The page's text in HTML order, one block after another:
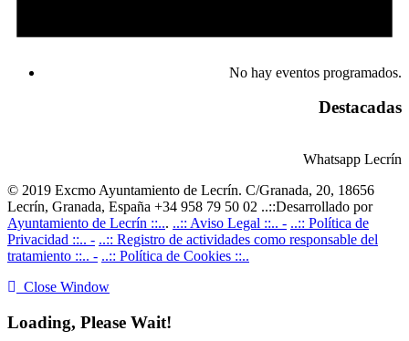
No hay eventos programados.
Destacadas
Whatsapp Lecrín
© 2019 Excmo Ayuntamiento de Lecrín. C/Granada, 20, 18656
Lecrín, Granada, España +34 958 79 50 02 ..::Desarrollado por
Ayuntamiento de Lecrín ::... ..:: Aviso Legal ::.. - ..:: Política de
Privacidad ::.. - ..:: Registro de actividades como responsable del
tratamiento ::.. - ..:: Política de Cookies ::..
Close Window
Loading, Please Wait!